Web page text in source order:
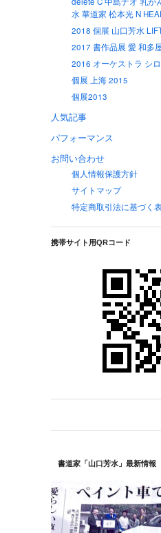
水 華道家 松本光 N
2018 個展 山口芳水
2017 書作品展 愛 和多
2016 オーケストラ シ
個展 上海 2015
個展2013
人気記事
パフォーマンス
お問い合わせ
個人情報保護方針
サイトマップ
特定商取引法に基づく
携帯サイト用QRコード
書道家「山口芳水」最新情報